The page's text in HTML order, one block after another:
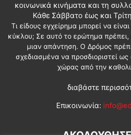
κοινωνικά κινήματα και τη
Κάθε Σάββατο έως και
Τι είδους εγχείρημα μπορεί να
κύκλου; Σε αυτό το ερώτημα
μιαν απάντηση. Ο Δρόμος
σχεδιασμένα να προσδιοριστεί
χώρας από την
διαβάστε
Επικοινωνία: